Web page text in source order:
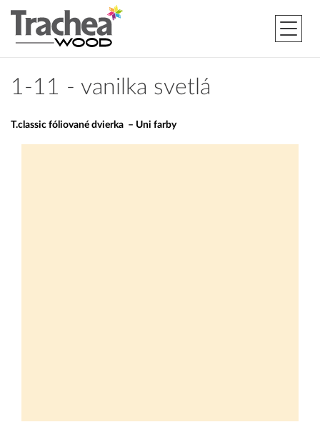
1-11 - vanilka svetlá
T.classic fóliované dvierka – Uni farby